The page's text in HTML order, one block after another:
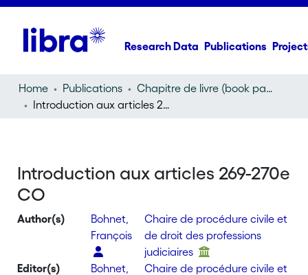
Research Data Publications
Home Publications
Chapitre de livre (book part)
Introduction aux articles 269-270e CO
Introduction aux articles 269-270e
CO
Author(s)
Bohnet,
François
Chaire de procédure civile et
de droit des professions
judiciaires
Editor(s)
Bohnet,
Chaire de procédure civile et